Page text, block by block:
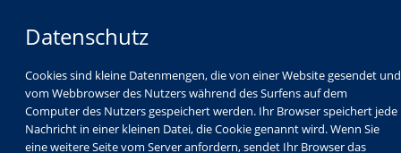
Datenschutz
Cookies sind kleine Datenmengen, die von einer Website gesendet und
vom Webbrowser des Nutzers während des Surfens auf dem
Computer des Nutzers gespeichert werden. Ihr Browser speichert jede
Nachricht in einer kleinen Datei, die Cookie genannt wird. Wenn Sie
eine weitere Seite vom Server anfordern, sendet Ihr Browser das